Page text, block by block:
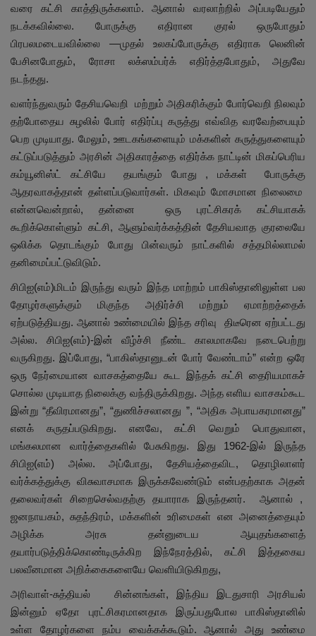
வரை கட்சி காத்திருக்கலாம். ஆனால் வரலாற்றில் அப்படியேதும்
நடக்கவில்லை. போருக்கு எதிரான குரல் ஒருபோதும்
பிரபலமடையவில்லை —முதல் உலகப்போருக்கு எதிராக லெனின்
பேசினபோதும், ரோசா லக்ஸம்பர்க் எதிர்த்தபோதும், அதுவே
நடந்தது.
வளர்ந்துவரும் தேசியவெறி மற்றும் அதிகரிக்கும் போர்வெறி நிலவும்
தற்போதைய சுழலில் போர் எதிர்ப்பு கருத்து எவ்வித வரவேற்பையும்
பெற முடியாது. மேலும், ஊடகங்களையும் மக்களின் கருத்துகளையும்
கட்டுப்படுத்தும் அரசின் அதிகாரத்தை எதிர்க்க நாட்டின் மிகப்பெரிய
கம்யூனிஸ்ட் கட்சியே தயங்கும் போது , மக்கள் போருக்கு
ஆதரவாகத்தான் தள்ளப்படுவார்கள். மிகவும் மோசமான நிலைமை
என்னவென்றால், தன்னை ஒரு புரட்சிகரக் கட்சியாகக்
கூறிக்கொள்ளும் கட்சி, ஆளும்வர்க்கத்தின் தேசியவாத குரலையே
ஒலிக்க தொடங்கும் போது பின்வரும் நாட்களில் சத்தமில்லாமல்
தனிமைப்பட்டுவிடும்.
சிபிஐ(எம்)மிடம் இருந்து வரும் இந்த மாற்றம் பாகிஸ்தானிலுள்ள பல
தோழர்களுக்கும் மிகுந்த அதிர்ச்சி மற்றும் ஏமாற்றத்தைக்
ஏற்படுத்தியது. ஆனால் உண்மையில் இந்த சரிவு திடீரென ஏற்பட்டது
அல்ல. சிபிஐ(எம்)-இன் வீழ்ச்சி நீண்ட காலமாகவே நடைபெற்று
வருகிறது. இப்போது, “பாகிஸ்தானுடன் போர் வேண்டாம்” என்ற ஒரே
ஒரு நேர்மையான வாசகத்தையே கூட இந்தக் கட்சி தைரியமாகச்
சொல்ல முடியாத நிலைக்கு வந்திருக்கிறது. அந்த எளிய வாசகம்கூட
இன்று “தீவிரமானது”, “துணிச்சலானது ”, “அதிக அபாயகரமானது”
எனக் கருதப்படுகிறது. எனவே, கட்சி வெறும் பொதுவான,
மங்கலமான வார்த்தைகளில் பேசுகிறது. இது 1962-இல் இருந்த
சிபிஐ(எம்) அல்ல. அப்போது, தேசியத்தைவிட, தொழிலாளர்
வர்க்கத்துக்கு விசுவாசமாக இருக்கவேண்டும் என்பதற்காக அதன்
தலைவர்கள் சிறைசெல்வதற்கு தயாராக இருந்தனர். ஆனால் ,
ஜனநாயகம், சுதந்திரம், மக்களின் உரிமைகள் என அனைத்தையும்
அழிக்க அரசு தன்னுடைய ஆயுதங்களைத்
தயார்படுத்திக்கொண்டிருக்கிற இந்நேரத்தில், கட்சி இத்தகைய
பலவீனமான அறிக்கைகளையே வெளியிடுகிறது,
அரிவாள்-சுத்தியல் சின்னங்கள், இந்திய இடதுசாரி அரசியல்
இன்னும் ஏதோ புரட்சிகரமானதாக இருப்பதுபோல பாகிஸ்தானில்
உள்ள தோழர்களை நம்ப வைக்கக்கூடும். ஆனால் அது உண்மை